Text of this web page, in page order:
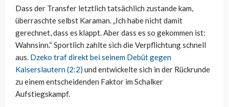
Dass der Transfer letztlich tatsächlich zustande kam,
überraschte selbst Karaman. „Ich habe nicht damit
gerechnet, dass es klappt. Aber dass es so gekommen ist:
Wahnsinn.“ Sportlich zahlte sich die Verpflichtung schnell
aus. Dzeko traf direkt bei seinem Debüt gegen
Kaiserslautern (2:2) und entwickelte sich in der Rückrunde
zu einem entscheidenden Faktor im Schalker
Aufstiegskampf.